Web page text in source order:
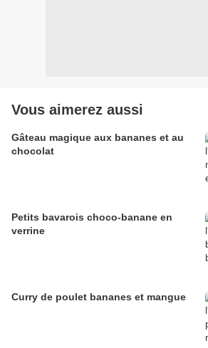
Vous aimerez aussi
Gâteau magique aux bananes et au
chocolat
Petits bavarois choco-banane en
verrine
Curry de poulet bananes et mangue